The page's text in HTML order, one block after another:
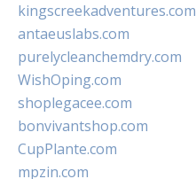
kingscreekadventures.com
antaeuslabs.com
purelycleanchemdry.com
WishOping.com
shoplegacee.com
bonvivantshop.com
CupPlante.com
mpzin.com